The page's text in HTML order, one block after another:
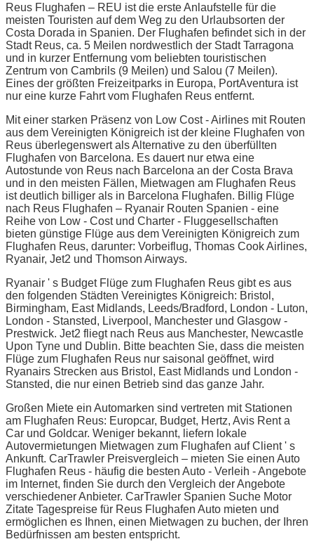
Reus Flughafen – REU ist die erste Anlaufstelle für die
meisten Touristen auf dem Weg zu den Urlaubsorten der
Costa Dorada in Spanien. Der Flughafen befindet sich in der
Stadt Reus, ca. 5 Meilen nordwestlich der Stadt Tarragona
und in kurzer Entfernung vom beliebten touristischen
Zentrum von Cambrils (9 Meilen) und Salou (7 Meilen).
Eines der größten Freizeitparks in Europa, PortAventura ist
nur eine kurze Fahrt vom Flughafen Reus entfernt.
Mit einer starken Präsenz von Low Cost - Airlines mit Routen
aus dem Vereinigten Königreich ist der kleine Flughafen von
Reus überlegenswert als Alternative zu den überfüllten
Flughafen von Barcelona. Es dauert nur etwa eine
Autostunde von Reus nach Barcelona an der Costa Brava
und in den meisten Fällen, Mietwagen am Flughafen Reus
ist deutlich billiger als in Barcelona Flughafen. Billig Flüge
nach Reus Flughafen – Ryanair Routen Spanien - eine
Reihe von Low - Cost und Charter - Fluggesellschaften
bieten günstige Flüge aus dem Vereinigten Königreich zum
Flughafen Reus, darunter: Vorbeiflug, Thomas Cook Airlines,
Ryanair, Jet2 und Thomson Airways.
Ryanair ' s Budget Flüge zum Flughafen Reus gibt es aus
den folgenden Städten Vereinigtes Königreich: Bristol,
Birmingham, East Midlands, Leeds/Bradford, London - Luton,
London - Stansted, Liverpool, Manchester und Glasgow -
Prestwick. Jet2 fliegt nach Reus aus Manchester, Newcastle
Upon Tyne und Dublin. Bitte beachten Sie, dass die meisten
Flüge zum Flughafen Reus nur saisonal geöffnet, wird
Ryanairs Strecken aus Bristol, East Midlands und London -
Stansted, die nur einen Betrieb sind das ganze Jahr.
Großen Miete ein Automarken sind vertreten mit Stationen
am Flughafen Reus: Europcar, Budget, Hertz, Avis Rent a
Car und Goldcar. Weniger bekannt, liefern lokale
Autovermietungen Mietwagen zum Flughafen auf Client ' s
Ankunft. CarTrawler Preisvergleich – mieten Sie einen Auto
Flughafen Reus - häufig die besten Auto - Verleih - Angebote
im Internet, finden Sie durch den Vergleich der Angebote
verschiedener Anbieter. CarTrawler Spanien Suche Motor
Zitate Tagespreise für Reus Flughafen Auto mieten und
ermöglichen es Ihnen, einen Mietwagen zu buchen, der Ihren
Bedürfnissen am besten entspricht.